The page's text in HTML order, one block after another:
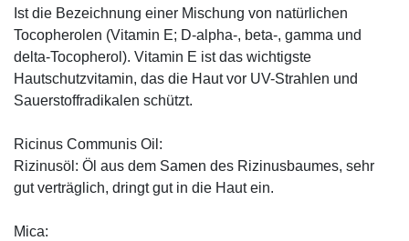
Ist die Bezeichnung einer Mischung von natürlichen
Tocopherolen (Vitamin E; D-alpha-, beta-, gamma und
delta-Tocopherol). Vitamin E ist das wichtigste
Hautschutzvitamin, das die Haut vor UV-Strahlen und
Sauerstoffradikalen schützt.
Ricinus Communis Oil:
Rizinusöl: Öl aus dem Samen des Rizinusbaumes, sehr
gut verträglich, dringt gut in die Haut ein.
Mica: